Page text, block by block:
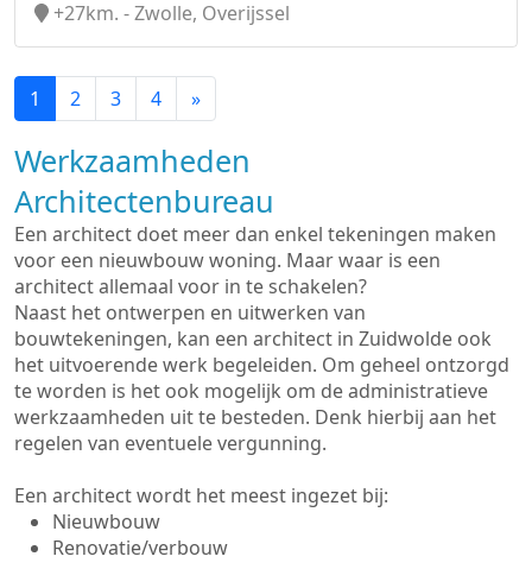
+27km. - Zwolle, Overijssel
1 2 3 4 »
Werkzaamheden
Architectenbureau
Een architect doet meer dan enkel tekeningen maken
voor een nieuwbouw woning. Maar waar is een
architect allemaal voor in te schakelen?
Naast het ontwerpen en uitwerken van
bouwtekeningen, kan een architect in Zuidwolde ook
het uitvoerende werk begeleiden. Om geheel ontzorgd
te worden is het ook mogelijk om de administratieve
werkzaamheden uit te besteden. Denk hierbij aan het
regelen van eventuele vergunning.
Een architect wordt het meest ingezet bij:
Nieuwbouw
Renovatie/verbouw